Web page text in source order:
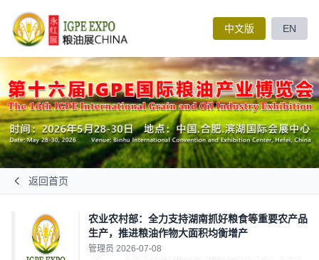
中文版 EN
返回首页
农业农村部：全力支持湖南抓好粮食等重要农产品
生产，推进粮油作物大面积均衡增产
管理员 2026-07-08